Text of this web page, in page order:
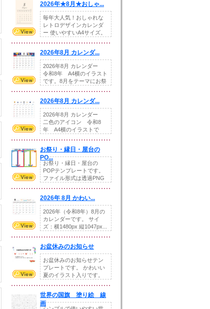
2026年★8月★おしゃ...
毎年大人気！おしゃれな
レトロデザインカレンダ
ー 使いやすいA4サイズ。
2026年8月 カレンダ...
2026年8月 カレンダー
令和8年 A4横のイラスト
です。8月をテーマにお祭
2026年8月 カレンダ...
2026年8月 カレンダー
二色のアイコン 令和8
年 A4横のイラストで
お祭り・縁日・屋台の
PO...
お祭り・縁日・屋台の
POPテンプレートです。
ファイル形式は透過PNG
2026年 8月 かわい...
2026年（令和8年）8月の
カレンダーです。 サイ
ズ：横1480px 縦1047px...
お盆休みのお知らせ
お盆休みのお知らせテン
プレートです。 かわいい
夏のイラスト入りです。
世界の国旗 塗り絵 線
画